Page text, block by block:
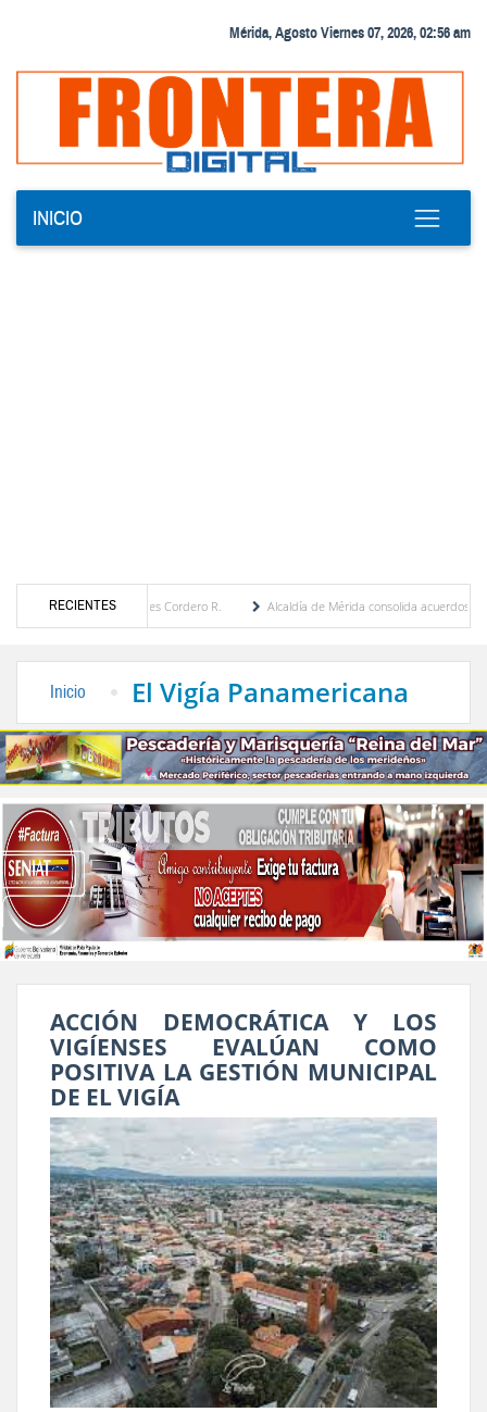
Mérida, Agosto Viernes 07, 2026, 02:56 am
INICIO
RECIENTES
Eugenia Febres Cordero R.
Alcaldía de Mérida consolida acuerdos con
Inicio El Vigía Panamericana
ACCIÓN DEMOCRÁTICA Y LOS
VIGÍENSES EVALÚAN COMO
POSITIVA LA GESTIÓN MUNICIPAL
DE EL VIGÍA